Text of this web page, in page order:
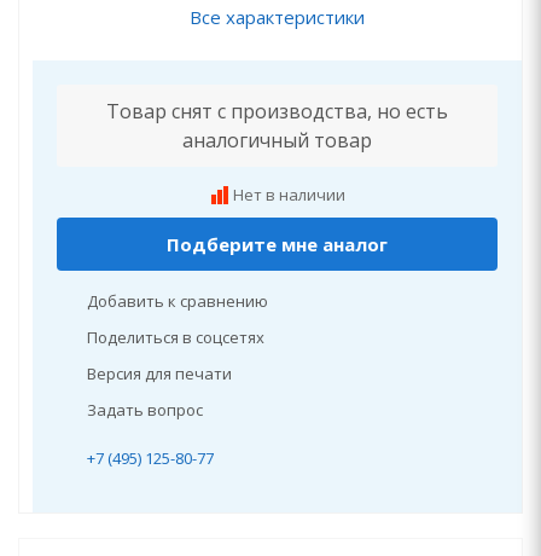
Все характеристики
Товар снят с производства, но есть
аналогичный товар
Нет в наличии
Подберите мне аналог
Добавить к сравнению
Поделиться в соцсетях
Версия для печати
Задать вопрос
+7 (495) 125-80-77